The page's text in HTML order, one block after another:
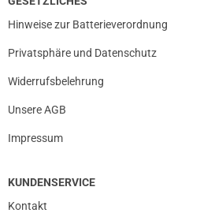
Hinweise zur Batterieverordnung
Privatsphäre und Datenschutz
Widerrufsbelehrung
Unsere AGB
Impressum
KUNDENSERVICE
Kontakt